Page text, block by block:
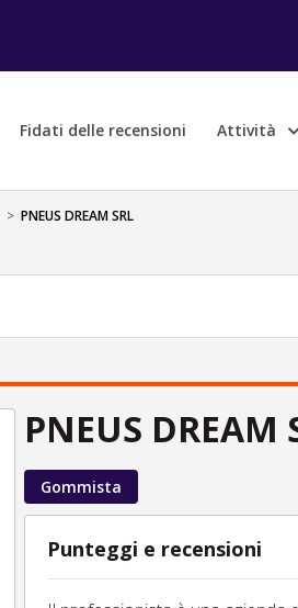
Fidati delle recensioni Attività
> PNEUS DREAM SRL
PNEUS DREAM
Gommista
Punteggi e recensioni